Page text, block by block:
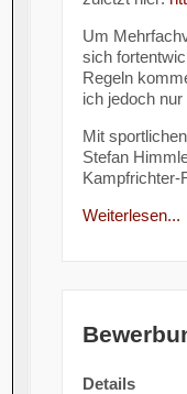
Um
sich
Regeln
ich jedoch
Mit
Stefan
Kampfrichter-
Weiterlesen...
Details